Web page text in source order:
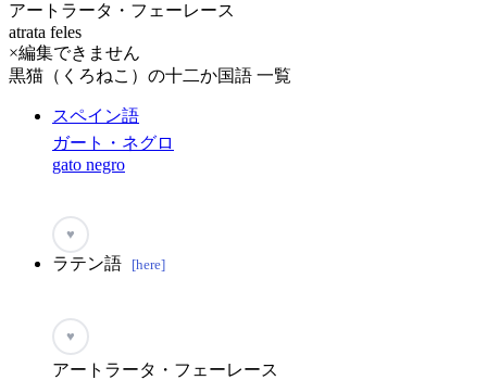
アートラータ・フェーレース
atrata feles
×編集できません
黒猫（くろねこ）の十二か国語 一覧
スペイン語
ガート・ネグロ
gato negro
♥
ラテン語 [here]
♥
アートラータ・フェーレース